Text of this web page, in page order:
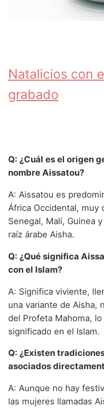
Natalicios con
grabado
Q: ¿Cuál es el origen
nombre Aissatou?
A: Aissatou es
África Occidental, muy
Senegal, Malí, Guinea
raíz árabe Aisha.
Q: ¿Qué significa
con el Islam?
A: Significa viviente,
una variante de Aisha,
del Profeta Mahoma,
significado en el Islam.
Q: ¿Existen
asociados
A: Aunque no hay
las mujeres llamadas